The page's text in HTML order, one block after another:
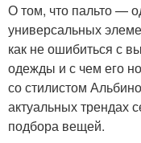
О том, что пальто —
универсальных
как не ошибиться с
одежды и с чем его
со стилистом
актуальных трендах
подбора вещей.